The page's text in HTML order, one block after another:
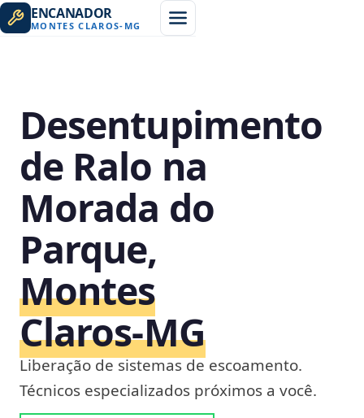
ENCANADOR
MONTES CLAROS- MG
Desentupimento
de Ralo na
Morada do
Parque,
Montes
Claros‑MG
Liberação de sistemas de escoamento.
Técnicos especializados próximos a você.